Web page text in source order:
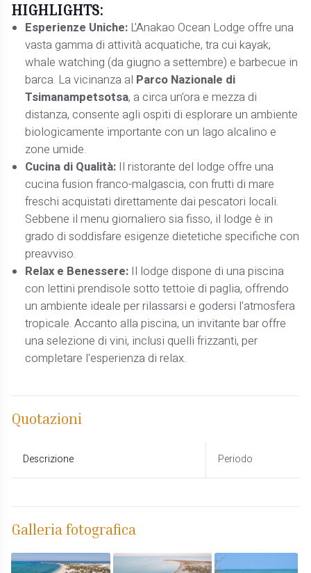
HIGHLIGHTS:
Esperienze Uniche: L'Anakao Ocean Lodge offre una
vasta gamma di attività acquatiche, tra cui kayak,
whale watching (da giugno a settembre) e barbecue in
barca. La vicinanza al Parco Nazionale di
Tsimanampetsotsa, a circa un'ora e mezza di
distanza, consente agli ospiti di esplorare un ambiente
biologicamente importante con un lago alcalino e
zone umide. ​
Cucina di Qualità: Il ristorante del lodge offre una
cucina fusion franco-malgascia, con frutti di mare
freschi acquistati direttamente dai pescatori locali.
Sebbene il menu giornaliero sia fisso, il lodge è in
grado di soddisfare esigenze dietetiche specifiche con
preavviso. ​
Relax e Benessere: Il lodge dispone di una piscina
con lettini prendisole sotto tettoie di paglia, offrendo
un ambiente ideale per rilassarsi e godersi l'atmosfera
tropicale. Accanto alla piscina, un invitante bar offre
una selezione di vini, inclusi quelli frizzanti, per
completare l'esperienza di relax.
Quotazioni
Descrizione Periodo
Galleria fotografica